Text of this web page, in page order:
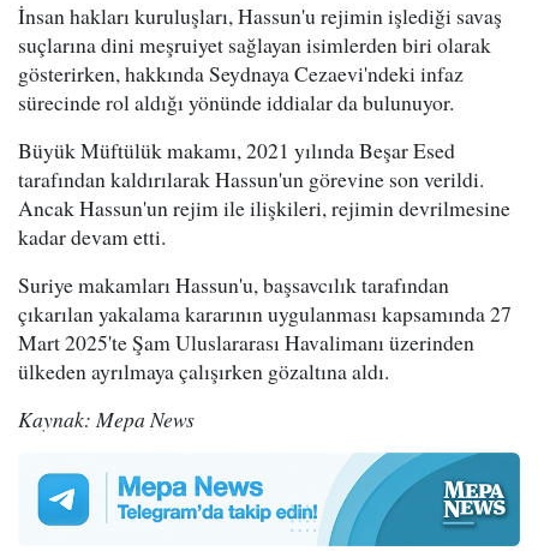
İnsan hakları kuruluşları, Hassun'u rejimin işlediği savaş
suçlarına dini meşruiyet sağlayan isimlerden biri olarak
gösterirken, hakkında Seydnaya Cezaevi'ndeki infaz
sürecinde rol aldığı yönünde iddialar da bulunuyor.
Büyük Müftülük makamı, 2021 yılında Beşar Esed
tarafından kaldırılarak Hassun'un görevine son verildi.
Ancak Hassun'un rejim ile ilişkileri, rejimin devrilmesine
kadar devam etti.
Suriye makamları Hassun'u, başsavcılık tarafından
çıkarılan yakalama kararının uygulanması kapsamında 27
Mart 2025'te Şam Uluslararası Havalimanı üzerinden
ülkeden ayrılmaya çalışırken gözaltına aldı.
Kaynak: Mepa News